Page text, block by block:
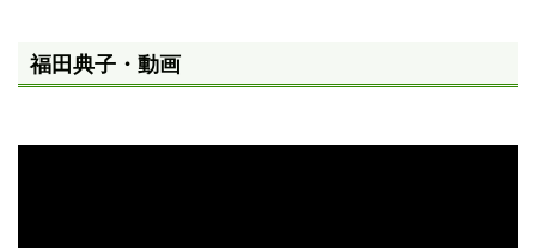
福田典子・動画